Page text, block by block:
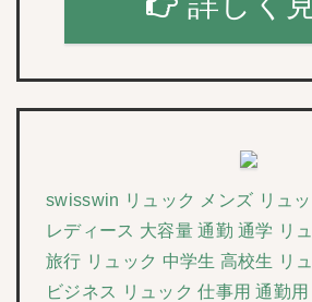
swisswin リュック メンズ リュ
レディース 大容量 通勤 通学 リ
旅行 リュック 中学生 高校生 リ
ビジネス リュック 仕事用 通勤